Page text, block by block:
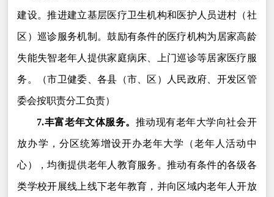
建设。推进建立基层医疗卫生机构和医护人员进村（社
区）巡诊服务机制。鼓励有条件的医疗机构为居家高龄
失能失智老年人提供家庭病床、上门巡诊等居家医疗服
务。（市卫健委、各县（市、区）人民政府、开发区管
委会按职责分工负责）
7.丰富老年文体服务。 推动现有老年大学向社会开
放办学，分区统筹增设开办老年大学（老年人活动中
心），均衡提供老年人教育服务。推动有条件的各级各
类学校开展线上线下老年教育，并向区域内老年人开放